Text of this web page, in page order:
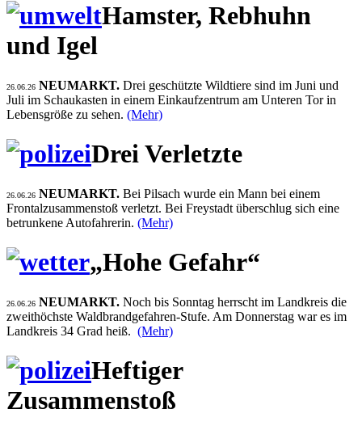
Hamster, Rebhuhn
und Igel
26.06.26 NEUMARKT. Drei geschützte Wildtiere sind im Juni und
Juli im Schaukasten in einem Einkaufzentrum am Unteren Tor in
Lebensgröße zu sehen. (Mehr)
Drei Verletzte
26.06.26 NEUMARKT. Bei Pilsach wurde ein Mann bei einem
Frontalzusammenstoß verletzt. Bei Freystadt überschlug sich eine
betrunkene Autofahrerin. (Mehr)
„Hohe Gefahr“
26.06.26 NEUMARKT. Noch bis Sonntag herrscht im Landkreis die
zweithöchste Waldbrandgefahren-Stufe. Am Donnerstag war es im
Landkreis 34 Grad heiß. (Mehr)
Heftiger
Zusammenstoß